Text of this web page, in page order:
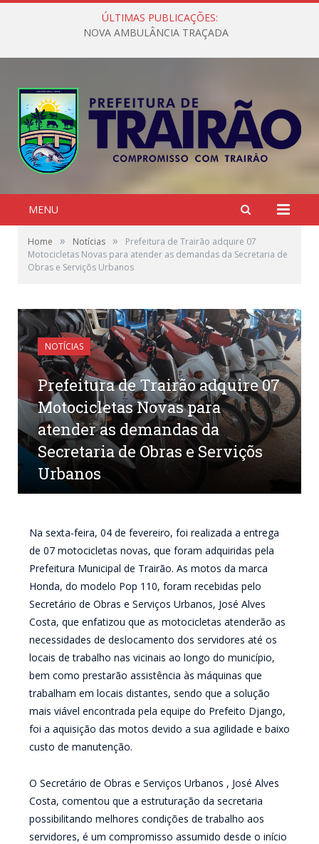
ÚLTIMAS PUBLICAÇÕES:
NOVA AMBULÂNCIA TRAÇADA
MENU
Home » Notícias »
Prefeitura de Trairão adquire 07
Motocicletas Novas para atender as demandas da Secretaria de
Obras e Serviçõs Urbanos
NOTÍCIAS
Prefeitura de Trairão adquire 07
Motocicletas Novas para
atender as demandas da
Secretaria de Obras e Serviçõs
Urbanos
Na sexta-feira, 04 de fevereiro, foi realizada a entrega
de 07 motocicletas novas, que foram adquiridas pela
Prefeitura Municipal de Trairão. As motos da marca
Honda, do modelo Pop 110, foram recebidas pelo
Secretário de Obras e Serviços Urbanos, José Alves
Costa, que enfatizou que as motocicletas atenderão as
necessidades de deslocamento dos servidores até os
locais de trabalho nas vicinais ao longo do município,
bem como prestarão assistência às máquinas que
trabalham em locais distantes, sendo que a solução
mais viável encontrada pela equipe do Prefeito Django,
foi a aquisição das motos devido a sua agilidade e baixo
custo de manutenção.
O Secretário de Obras e Serviços Urbanos , José Alves
Costa, comentou que a estruturação da secretaria
possibilitando melhores condições de trabalho aos
servidores, é um compromisso assumido desde o início